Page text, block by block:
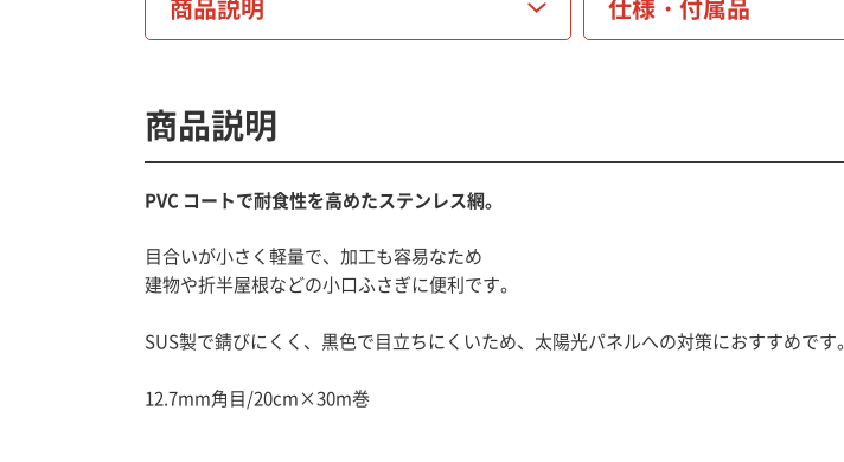
商品説明 仕様・ 付属品
商品説明
PVC コートで耐食性を高めたステンレス網。
目合いが小さく軽量で、加工も容易なため
建物や折半屋根などの小口ふさぎに便利です。
SUS製で錆びにくく、黒色で目立ちにくいため、太陽光パネルへの対策におすすめです。
12.7mm角目/20cm×30m巻